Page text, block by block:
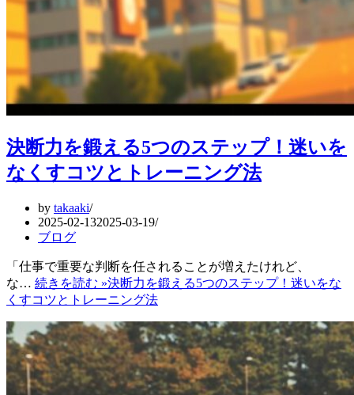
決断力を鍛える5つのステップ！迷いを
なくすコツとトレーニング法
by takaaki
2025-02-132025-03-19
ブログ
「仕事で重要な判断を任されることが増えたけれど、
な… 続きを読む »決断力を鍛える5つのステップ！迷いをな
くすコツとトレーニング法